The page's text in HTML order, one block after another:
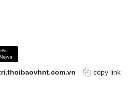
copy link